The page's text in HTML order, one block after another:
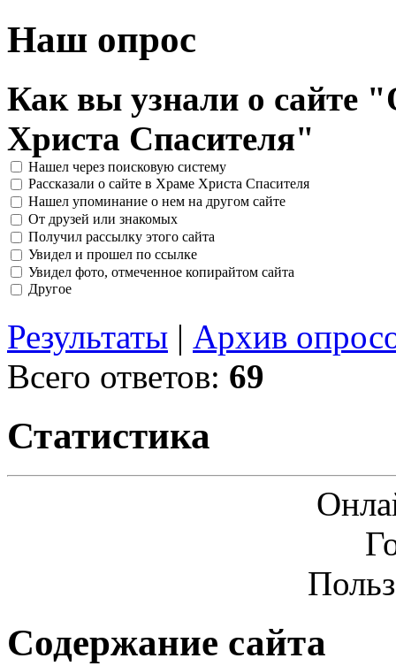
Наш опрос
Как вы узнали о сайте
Христа Спасителя"
Нашел через поисковую систему
Рассказали о сайте в Храме Христа Спасителя
Нашел упоминание о нем на другом сайте
От друзей или знакомых
Получил рассылку этого сайта
Увидел и прошел по ссылке
Увидел фото, отмеченное копирайтом сайта
Другое
Результаты | Архив
Всего ответов: 69
Статистика
Содержание сайта